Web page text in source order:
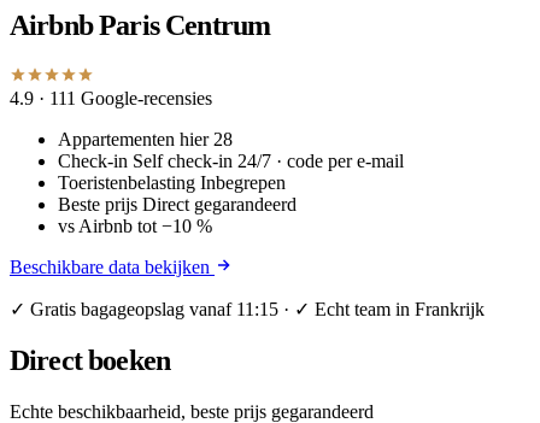
Airbnb Paris Centrum
4.9 · 111 Google-recensies
Appartementen hier 28
Check-in Self check-in 24/7 · code per e-mail
Toeristenbelasting Inbegrepen
Beste prijs Direct gegarandeerd
vs Airbnb tot −10 %
Beschikbare data bekijken
✓ Gratis bagageopslag vanaf 11:15 · ✓ Echt team in Frankrijk
Direct boeken
Echte beschikbaarheid, beste prijs gegarandeerd